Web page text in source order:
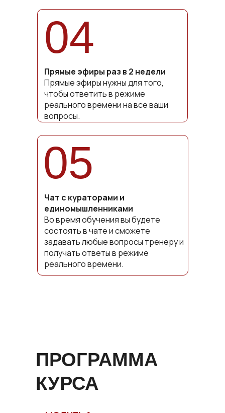
Прямые эфиры раз в 2 недели
Прямые эфиры нужны для того,
чтобы ответить в режиме
реального времени на все ваши
вопросы.
04
05
Чат с кураторами и
единомышленниками
Во время обучения вы будете
состоять в чате и сможете
задавать любые вопросы тренеру и
получать ответы в режиме
реального времени.
ПРОГРАММА
КУРСА